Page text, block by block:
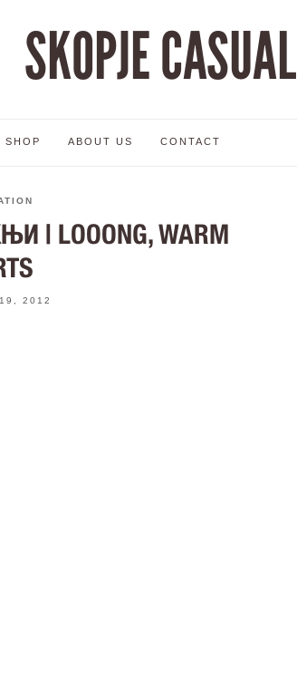
SKOPJE CASUAL
SHOP ABOUT US CONTACT
| LOOONG, WARM
2012